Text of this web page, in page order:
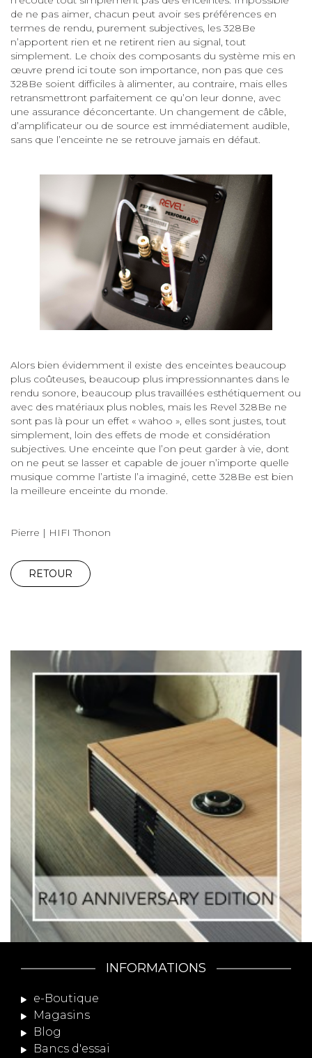
de ne pas aimer, chacun peut avoir ses préférences en
termes de rendu, purement subjectives, les 328Be
n’apportent rien et ne retirent rien au signal, tout
simplement. Le choix des composants du système mis en
œuvre prend ici toute son importance, non pas que ces
328Be soient difficiles à alimenter, au contraire, mais elles
retransmettront parfaitement ce qu’on leur donne, avec
une assurance déconcertante. Un changement de câble,
d’amplificateur ou de source est immédiatement audible,
sans que l’enceinte ne se retrouve jamais en défaut.
Alors bien évidemment il existe des enceintes beaucoup
plus coûteuses, beaucoup plus impressionnantes dans le
rendu sonore, beaucoup plus travaillées esthétiquement ou
avec des matériaux plus nobles, mais les Revel 328Be ne
sont pas là pour un effet « wahoo », elles sont justes, tout
simplement, loin des effets de mode et considération
subjectives. Une enceinte que l’on peut garder à vie, dont
on ne peut se lasser et capable de jouer n’importe quelle
musique comme l’artiste l’a imaginé, cette 328Be est bien
la meilleure enceinte du monde.
Pierre | HIFI Thonon
RETOUR
INFORMATIONS
e-Boutique
Magasins
Blog
Bancs d'essai